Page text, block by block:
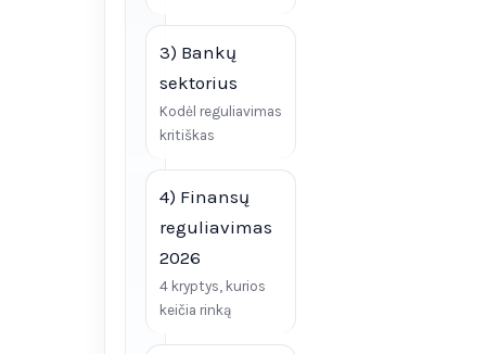
3) Bankų
sektorius
Kodėl reguliavimas
kritiškas
4) Finansų
reguliavimas
2026
4 kryptys, kurios
keičia rinką